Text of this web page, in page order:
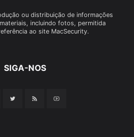
ou distribuição de informações
incluindo fotos, permitida
ao site MacSecurity.
SIGA-NOS